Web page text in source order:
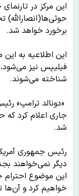
این مرکز در
حوثی‌ها(انصارالله)
برخورد خواهد شد.
این اطلاعیه به
فیلیپس نیز
شناخته می‌شوند.
«دونالد ترامپ»
جاری اعلام کرد
شد.
رئیس جمهوری
دیگر نمی‌خواهند
این موضوع احترام
خواهیم کرد و آن‌ها